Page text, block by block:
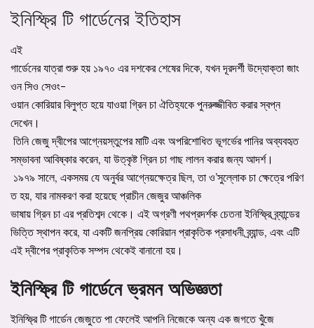
ইনিস্ফ্রি টি গার্ডেনের ইতিহাস
এই
গার্ডেনের যাত্রা শুরু হয় ১৯৭০ এর দশকের শেষের দিকে, যখন দূরদর্শী উদ্যোক্তা জাং
ওন সিও সেওং-
ওয়ান কোরিয়ার বিলুপ্ত হয়ে যাওয়া গ্রিন চা ঐতিহ্যকে পুনরুজ্জীবিত করার স্বপ্ন
দেখেন।
তিনি জেজু দ্বীপের আগ্নেয়স্তুপের মাটি এবং অপরিশোধিত ভূগর্ভের পানির অব্যবহৃত
সম্ভাবনা আবিষ্কার করেন, যা উত্কৃষ্ট গ্রিন চা গাছ লালন করার জন্য আদর্শ।
১৯৭৯ সালে, একসময় যে অনুর্বর আগ্নেয়ক্ষেত্র ছিল, তা ও’সুল্লোক চা ক্ষেত্রে পরিণ
ত হয়, যার নামকরণ করা হয়েছে প্রাচীন জেজুর আঞ্চলিক
ভাষায় গ্রিন চা এর প্রতিশব্দ থেকে। এই অগ্রণী পথপ্রদর্শক চেতনা ইনিস্ফ্রি ব্র্যান্ডের
ভিত্তি স্থাপন করে, যা একটি জনপ্রিয় কোরিয়ান প্রাকৃতিক প্রসাধনী ব্র্যান্ড, এবং এটি
এই দ্বীপের প্রাকৃতিক সম্পদ থেকেই বানানো হয়।
ইনিস্ফ্রি টি গার্ডেনে ভ্রমন অভিজ্ঞতা
ইনিস্ফ্রি টি গার্ডেন জেজুতে পা ফেলেই আপনি নিজেকে অন্য এক জগতে খুঁজে